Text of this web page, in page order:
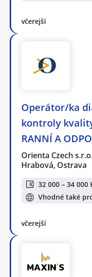
včerejší
Operátor/ka
kontroly
RANNÍ A
Orienta Czech
Hrabová, Ostrava
32 000 – 34 000
Vhodné také
včerejší